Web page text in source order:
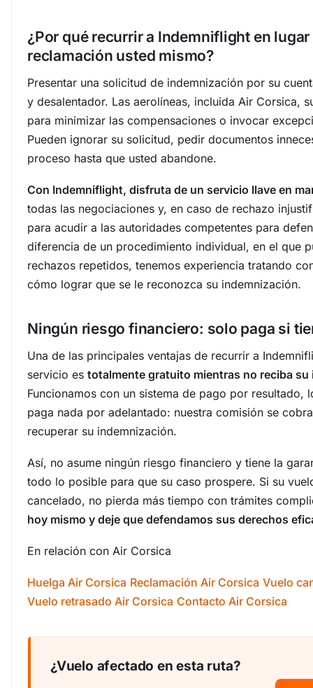
¿Por qué recurrir a Indemniflight en
reclamación usted mismo?
Presentar una solicitud de indemnización por su
y desalentador. Las aerolíneas, incluida Air Corsica,
para minimizar las compensaciones o invocar
Pueden ignorar su solicitud, pedir documentos
proceso hasta que usted abandone.
Con Indemniflight, disfruta de un servicio llave en
todas las negociaciones y, en caso de rechazo
para acudir a las autoridades competentes para
diferencia de un procedimiento individual, en el que
rechazos repetidos, tenemos experiencia tratando
cómo lograr que se le reconozca su indemnización.
Ningún riesgo financiero: solo paga si
Una de las principales ventajas de recurrir a
servicio es totalmente gratuito mientras no reciba su
Funcionamos con un sistema de pago por resultado,
paga nada por adelantado: nuestra comisión se
recuperar su indemnización.
Así, no asume ningún riesgo financiero y tiene la
todo lo posible para que su caso prospere. Si su
cancelado, no pierda más tiempo con trámites
hoy mismo y deje que defendamos sus derechos
En relación con Air Corsica
Huelga Air Corsica Reclamación Air Corsica Vuelo
Vuelo retrasado Air Corsica Contacto Air Corsica
¿Vuelo afectado en esta ruta?